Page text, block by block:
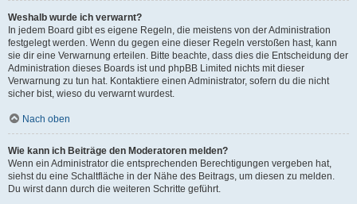
Weshalb wurde ich verwarnt?
In jedem Board gibt es eigene Regeln, die meistens von der Administration
festgelegt werden. Wenn du gegen eine dieser Regeln verstoßen hast, kann
sie dir eine Verwarnung erteilen. Bitte beachte, dass dies die Entscheidung der
Administration dieses Boards ist und phpBB Limited nichts mit dieser
Verwarnung zu tun hat. Kontaktiere einen Administrator, sofern du die nicht
sicher bist, wieso du verwarnt wurdest.
Nach oben
Wie kann ich Beiträge den Moderatoren melden?
Wenn ein Administrator die entsprechenden Berechtigungen vergeben hat,
siehst du eine Schaltfläche in der Nähe des Beitrags, um diesen zu melden.
Du wirst dann durch die weiteren Schritte geführt.